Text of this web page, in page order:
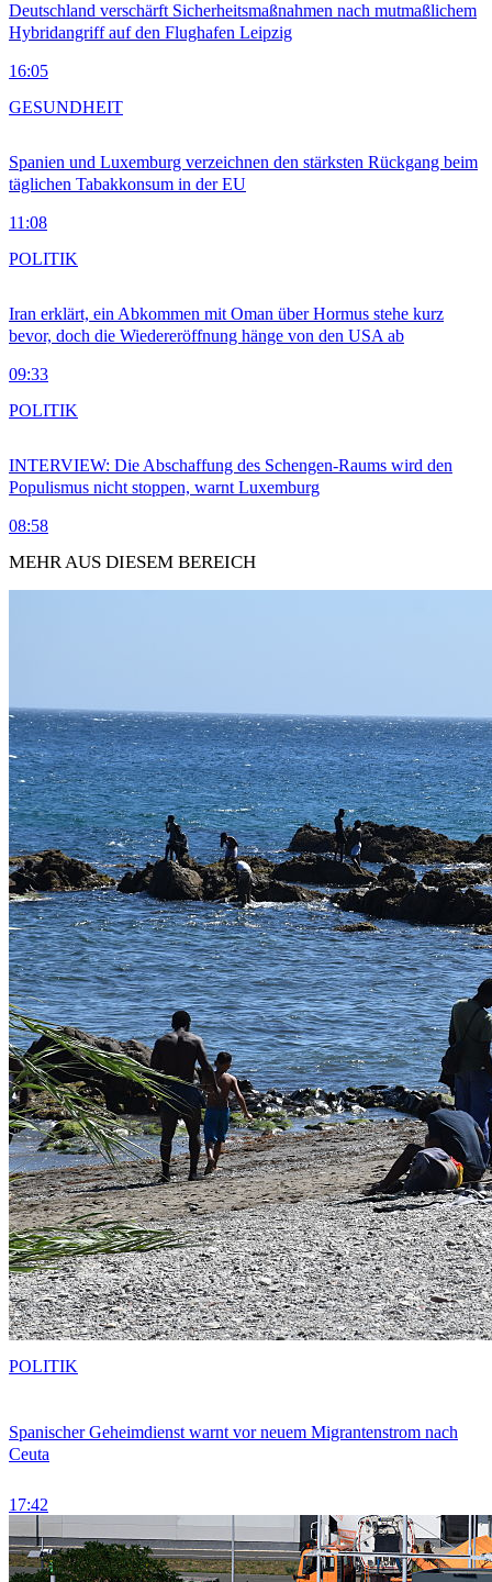
Deutschland verschärft Sicherheitsmaßnahmen nach mutmaßlichem
Hybridangriff auf den Flughafen Leipzig
16:05
Spanien und Luxemburg verzeichnen den stärksten Rückgang beim
täglichen Tabakkonsum in der EU
11:08
GESUNDHEIT
Iran erklärt, ein Abkommen mit Oman über Hormus stehe kurz
bevor, doch die Wiedereröffnung hänge von den USA ab
09:33
POLITIK
INTERVIEW: Die Abschaffung des Schengen-Raums wird den
Populismus nicht stoppen, warnt Luxemburg
08:58
POLITIK
MEHR AUS DIESEM BEREICH
Spanischer Geheimdienst warnt vor neuem Migrantenstrom nach
Ceuta
17:42
POLITIK